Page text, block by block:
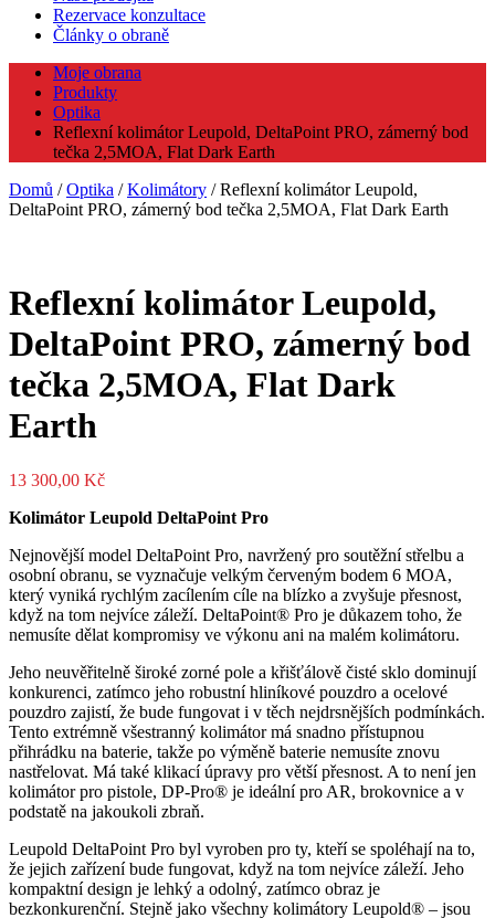
Rezervace konzultace
Články o obraně
Moje obrana
Produkty
Optika
Reflexní kolimátor Leupold, DeltaPoint PRO, zámerný bod
tečka 2,5MOA, Flat Dark Earth
Domů /Optika /Kolimátory / Reflexní kolimátor Leupold,
DeltaPoint PRO, zámerný bod tečka 2,5MOA, Flat Dark Earth
Reflexní kolimátor Leupold,
DeltaPoint PRO, zámerný bod
tečka 2,5MOA, Flat Dark
Earth
13 300,00 Kč
Kolimátor Leupold DeltaPoint Pro
Nejnovější model DeltaPoint Pro, navržený pro soutěžní střelbu a
osobní obranu, se vyznačuje velkým červeným bodem 6 MOA,
který vyniká rychlým zacílením cíle na blízko a zvyšuje přesnost,
když na tom nejvíce záleží. DeltaPoint® Pro je důkazem toho, že
nemusíte dělat kompromisy ve výkonu ani na malém kolimátoru.
Jeho neuvěřitelně široké zorné pole a křišťálově čisté sklo dominují
konkurenci, zatímco jeho robustní hliníkové pouzdro a ocelové
pouzdro zajistí, že bude fungovat i v těch nejdrsnějších podmínkách.
Tento extrémně všestranný kolimátor má snadno přístupnou
přihrádku na baterie, takže po výměně baterie nemusíte znovu
nastřelovat. Má také klikací úpravy pro větší přesnost. A to není jen
kolimátor pro pistole, DP-Pro® je ideální pro AR, brokovnice a v
podstatě na jakoukoli zbraň.
Leupold DeltaPoint Pro byl vyroben pro ty, kteří se spoléhají na to,
že jejich zařízení bude fungovat, když na tom nejvíce záleží. Jeho
kompaktní design je lehký a odolný, zatímco obraz je
bezkonkurenční. Stejně jako všechny kolimátory Leupold® – jsou